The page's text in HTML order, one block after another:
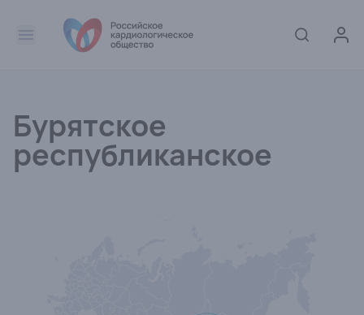
Бурятское
республиканское